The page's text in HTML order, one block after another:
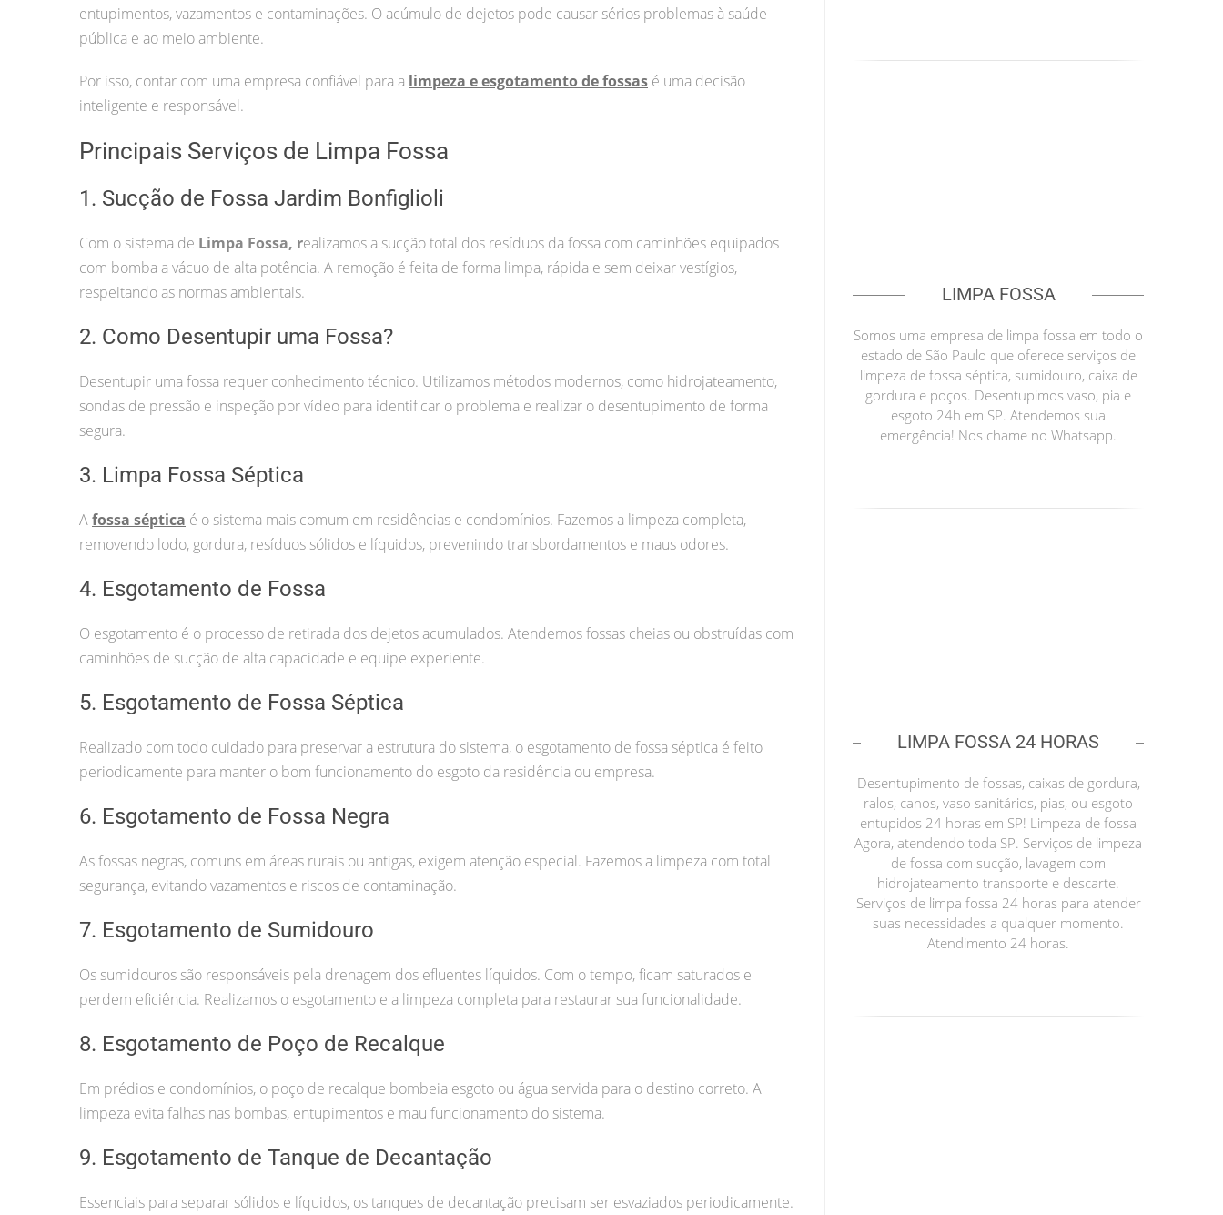
entupimentos, vazamentos e contaminações. O acúmulo de dejetos pode causar sérios problemas à saúde
pública e ao meio ambiente.
Por isso, contar com uma empresa confiável para a limpeza e esgotamento de fossas é uma decisão
inteligente e responsável.
Principais Serviços de Limpa Fossa
1. Sucção de Fossa Jardim Bonfiglioli
Com o sistema de Limpa Fossa, realizamos a sucção total dos resíduos da fossa com caminhões equipados
com bomba a vácuo de alta potência. A remoção é feita de forma limpa, rápida e sem deixar vestígios,
respeitando as normas ambientais.
2. Como Desentupir uma Fossa?
Desentupir uma fossa requer conhecimento técnico. Utilizamos métodos modernos, como hidrojateamento,
sondas de pressão e inspeção por vídeo para identificar o problema e realizar o desentupimento de forma
segura.
3. Limpa Fossa Séptica
Afossa séptica é o sistema mais comum em residências e condomínios. Fazemos a limpeza completa,
removendo lodo, gordura, resíduos sólidos e líquidos, prevenindo transbordamentos e maus odores.
4. Esgotamento de Fossa
O esgotamento é o processo de retirada dos dejetos acumulados. Atendemos fossas cheias ou obstruídas com
caminhões de sucção de alta capacidade e equipe experiente.
5. Esgotamento de Fossa Séptica
Realizado com todo cuidado para preservar a estrutura do sistema, o esgotamento de fossa séptica é feito
periodicamente para manter o bom funcionamento do esgoto da residência ou empresa.
6. Esgotamento de Fossa Negra
As fossas negras, comuns em áreas rurais ou antigas, exigem atenção especial. Fazemos a limpeza com total
segurança, evitando vazamentos e riscos de contaminação.
7. Esgotamento de Sumidouro
Os sumidouros são responsáveis pela drenagem dos efluentes líquidos. Com o tempo, ficam saturados e
perdem eficiência. Realizamos o esgotamento e a limpeza completa para restaurar sua funcionalidade.
8. Esgotamento de Poço de Recalque
Em prédios e condomínios, o poço de recalque bombeia esgoto ou água servida para o destino correto. A
limpeza evita falhas nas bombas, entupimentos e mau funcionamento do sistema.
9. Esgotamento de Tanque de Decantação
Essenciais para separar sólidos e líquidos, os tanques de decantação precisam ser esvaziados periodicamente.
LIMPA FOSSA
Somos uma empresa de limpa fossa em todo o
estado de São Paulo que oferece serviços de
limpeza de fossa séptica, sumidouro, caixa de
gordura e poços. Desentupimos vaso, pia e
esgoto 24h em SP. Atendemos sua
emergência! Nos chame no Whatsapp.
LIMPA FOSSA 24 HORAS
Desentupimento de fossas, caixas de gordura,
ralos, canos, vaso sanitários, pias, ou esgoto
entupidos 24 horas em SP! Limpeza de fossa
Agora, atendendo toda SP. Serviços de limpeza
de fossa com sucção, lavagem com
hidrojateamento transporte e descarte.
Serviços de limpa fossa 24 horas para atender
suas necessidades a qualquer momento.
Atendimento 24 horas.